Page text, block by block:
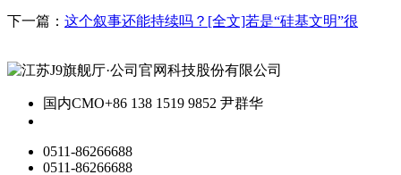
下一篇： 这个叙事还能持续吗？[全文]若是“硅基文明”很
国内CMO+86 138 1519 9852 尹群华
0511-86266688
0511-86266688